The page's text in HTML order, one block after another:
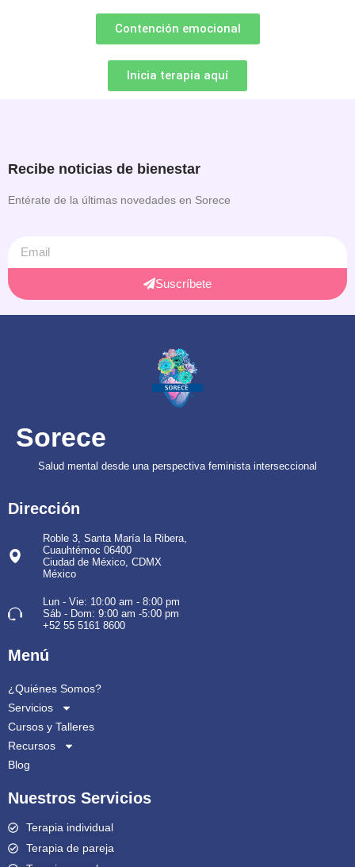
Contención emocional
Inicia terapia aquí
Recibe noticias de bienestar
Entérate de la últimas novedades en Sorece
Suscríbete
Sorece
Salud mental desde una perspectiva feminista interseccional
Dirección
Roble 3, Santa María la Ribera,
Cuauhtémoc 06400
Ciudad de México, CDMX
México
Lun - Vie: 10:00 am - 8:00 pm
Sáb - Dom: 9:00 am -5:00 pm
+52 55 5161 8600
Menú
¿Quiénes Somos?
Servicios
Cursos y Talleres
Recursos
Blog
Nuestros Servicios
Terapia individual
Terapia de pareja